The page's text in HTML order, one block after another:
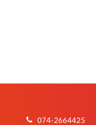
074-2664425